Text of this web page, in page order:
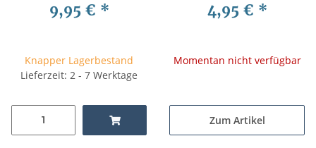
9,95 € *
Knapper Lagerbestand
Lieferzeit: 2 - 7 Werktage
4,95 € *
Momentan nicht verfügbar
Zum Artikel